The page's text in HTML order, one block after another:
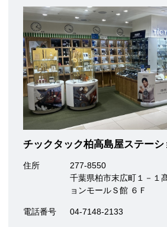
チックタック柏高島屋ステー
住所
277-8550
千葉県柏市末広町１－１
ョンモールＳ館 ６Ｆ
電話番号 04-7148-2133